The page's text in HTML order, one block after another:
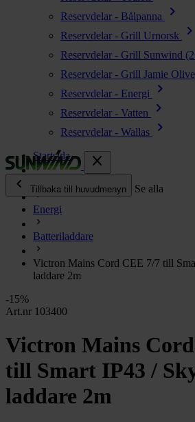
Reservdelar - Bålpanna chevron_right
Reservdelar - Grill Urnorsk chevron_right
Reservdelar - Grill Sunwind
Reservdelar - Grill Jamie
Reservdelar - Energi chevron_right
Reservdelar - Vatten chevron_right
Reservdelar - Wallas
chevron_right
close
chevron_left
Tillbaka till huvudmenyn Se alla
Energi
Kök & Gasol chevron_right
Värme chevron_right
Toalett
Grill & Fritid
Lacanche
Reservdelar chevron_right
Startsida
Energi
Batteriladdare
Victron Mains Cord CEE 7/7 till
laddare 2m
-15%
Art.nr 103400
Victron Mains
till Smart IP43 /
laddare 2m